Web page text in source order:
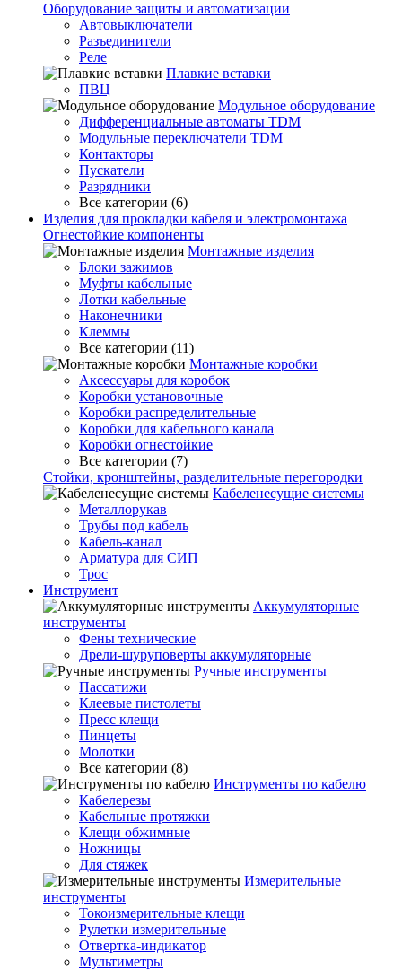
Оборудование защиты и автоматизации
Автовыключатели
Разъединители
Реле
Плавкие вставки
ПВЦ
Модульное оборудование
Дифференциальные автоматы TDM
Модульные переключатели TDM
Контакторы
Пускатели
Разрядники
Все категории (6)
Изделия для прокладки кабеля и электромонтажа
Огнестойкие компоненты
Монтажные изделия
Блоки зажимов
Муфты кабельные
Лотки кабельные
Наконечники
Клеммы
Все категории (11)
Монтажные коробки
Аксессуары для коробок
Коробки установочные
Коробки распределительные
Коробки для кабельного канала
Коробки огнестойкие
Все категории (7)
Стойки, кронштейны, разделительные перегородки
Кабеленесущие системы
Металлорукав
Трубы под кабель
Кабель-канал
Арматура для СИП
Трос
Инструмент
Аккумуляторные
инструменты
Фены технические
Дрели-шуруповерты аккумуляторные
Ручные инструменты
Пассатижи
Клеевые пистолеты
Пресс клещи
Пинцеты
Молотки
Все категории (8)
Инструменты по кабелю
Кабелерезы
Кабельные протяжки
Клещи обжимные
Ножницы
Для стяжек
Измерительные
инструменты
Токоизмерительные клещи
Рулетки измерительные
Отвертка-индикатор
Мультиметры